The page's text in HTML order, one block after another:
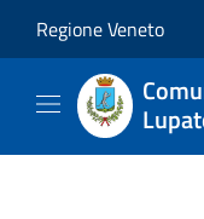
Regione Veneto